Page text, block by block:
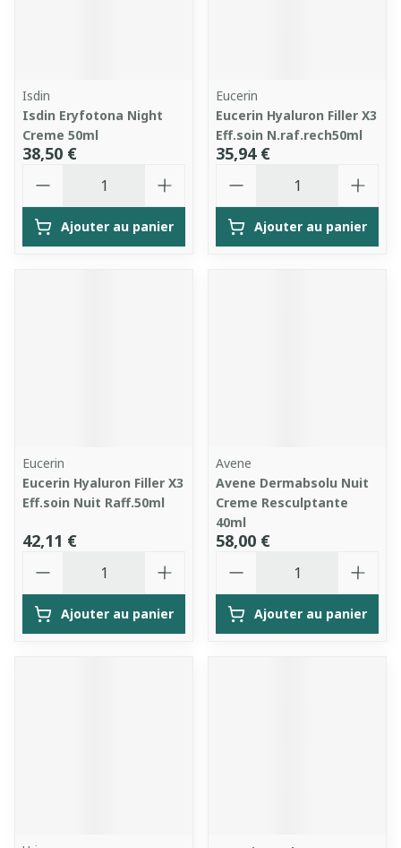
Isdin
Isdin Eryfotona Night
Creme 50ml
38,50 €
Ajouter au panier
Eucerin
Eucerin Hyaluron Filler X3
Eff.soin N.raf.rech50ml
35,94 €
Ajouter au panier
Eucerin
Eucerin Hyaluron Filler X3
Eff.soin Nuit Raff.50ml
42,11 €
Ajouter au panier
Avene
Avene Dermabsolu Nuit
Creme Resculptante
40ml
58,00 €
Ajouter au panier